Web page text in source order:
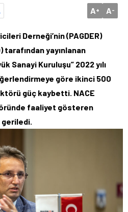
A+ A-
Derneği’nin (PAGDER)
tarafından yayınlanan
Sanayi Kuruluşu” 2022 yılı
göre ikinci 500
güç kaybetti. NACE
faaliyet gösteren
geriledi.